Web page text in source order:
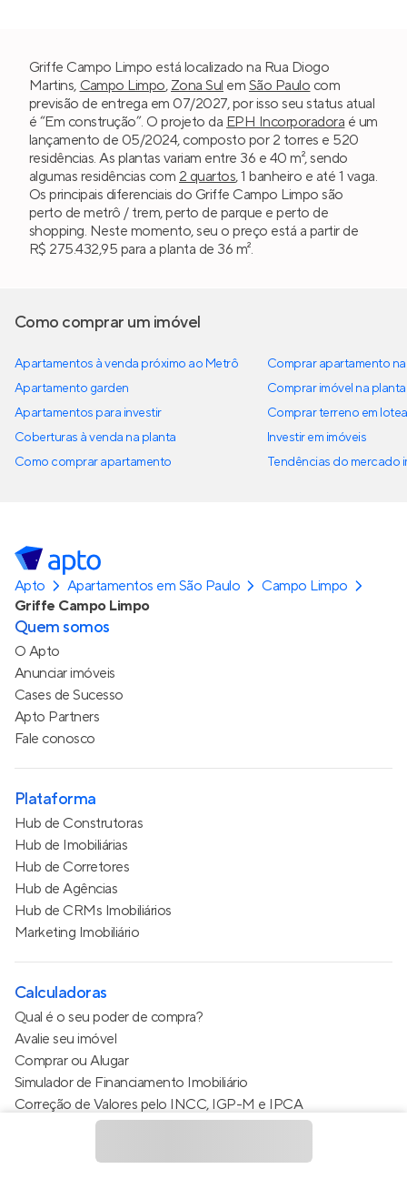
Griffe Campo Limpo está localizado na Rua Diogo
Martins, Campo Limpo, Zona Sul em São Paulo com
previsão de entrega em 07/2027, por isso seu status atual
é “Em construção”. O projeto da EPH Incorporadora é um
lançamento de 05/2024, composto por 2 torres e 520
residências. As plantas variam entre 36 e 40 m², sendo
algumas residências com 2 quartos, 1 banheiro e até 1 vaga.
Os principais diferenciais do Griffe Campo Limpo são
perto de metrô / trem, perto de parque e perto de
shopping. Neste momento, seu o preço está a partir de
R$ 275.432,95 para a planta de 36 m².
Como comprar um imóvel
Apartamentos à venda próximo ao Metrô
Apartamento garden
Apartamentos para investir
Coberturas à venda na planta
Como comprar apartamento
Comprar apartamento
Comprar imóvel na planta
Comprar terreno em
Investir em imóveis
Tendências do mercado
Apto Apartamentos em São Paulo
Campo Limpo
Griffe Campo Limpo
Quem somos
O Apto
Anunciar imóveis
Cases de Sucesso
Apto Partners
Fale conosco
Plataforma
Hub de Construtoras
Hub de Imobiliárias
Hub de Corretores
Hub de Agências
Hub de CRMs Imobiliários
Marketing Imobiliário
Calculadoras
Qual é o seu poder de compra?
Avalie seu imóvel
Comprar ou Alugar
Simulador de Financiamento Imobiliário
Correção de Valores pelo INCC, IGP-M e IPCA
Estimativa de valor do condomínio